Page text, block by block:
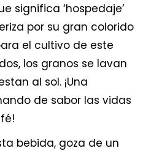
significa ‘hospedaje’
por su gran colorido
el cultivo de este
los granos se lavan
al sol. ¡Una
de sabor las vidas
bebida, goza de un